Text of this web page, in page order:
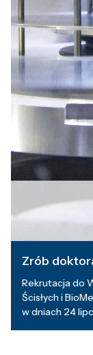
Zrób
Rekrutacja do
Ścisłych i
w dniach 24